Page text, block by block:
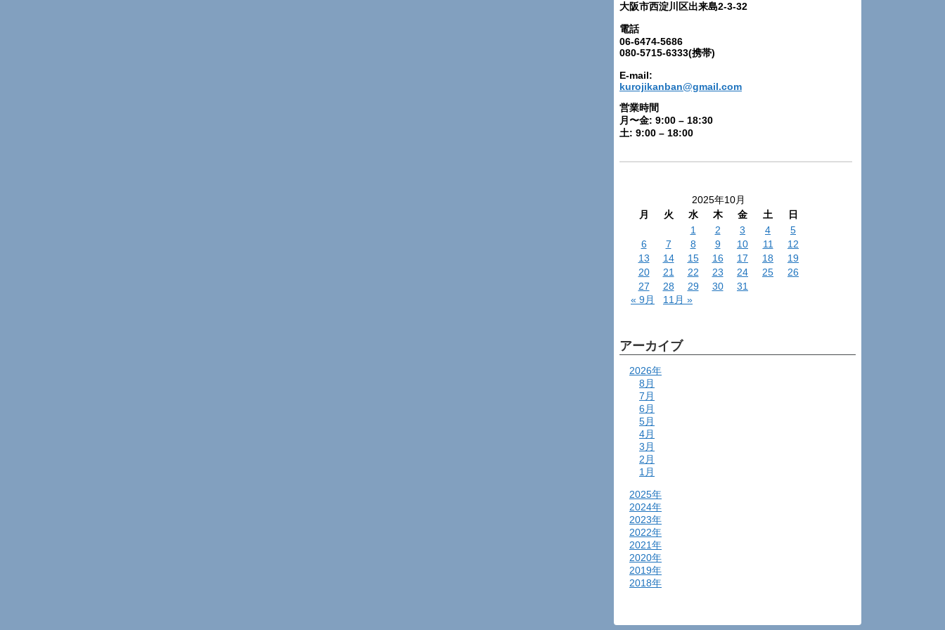
大阪市西淀川区出来島2-3-32
電話
06-6474-5686
080-5715-6333(携帯)
E-mail:
kurojikanban@gmail.com
営業時間
月〜金: 9:00 – 18:30
土: 9:00 – 18:00
2025年10月
月
火 水 木 金 土
日
1
2 3 4
5
6
7 8 9 10 11
12
13
14 15 16 17 18
19
20
21 22 23 24 25
26
27
28 29 30
31
« 9月
11月 »
アーカイブ
2026年
8月
7月
6月
5月
4月
3月
2月
1月
2025年
2024年
2023年
2022年
2021年
2020年
2019年
2018年